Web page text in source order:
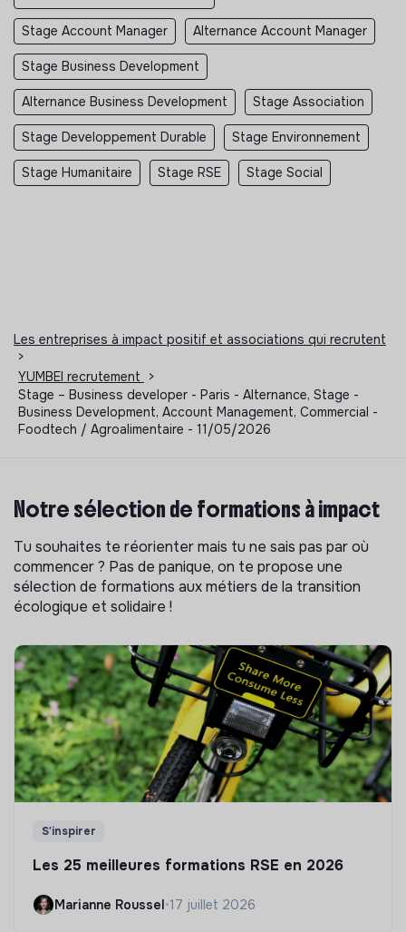
Stage Account Manager Alternance Account Manager
Stage Business Development
Alternance Business Development Stage Association
Stage Developpement Durable Stage Environnement
Stage Humanitaire Stage RSE Stage Social
Les entreprises à impact positif et associations qui recrutent
>
YUMBEI recrutement
>
Stage – Business developer - Paris - Alternance, Stage -
Business Development, Account Management, Commercial -
Foodtech / Agroalimentaire - 11/05/2026
Notre sélection de formations à impact
Tu souhaites te réorienter mais tu ne sais pas par où
commencer ? Pas de panique, on te propose une
sélection de formations aux métiers de la transition
écologique et solidaire !
S'inspirer
Les 25 meilleures formations RSE en 2026
Marianne Roussel•17 juillet 2026